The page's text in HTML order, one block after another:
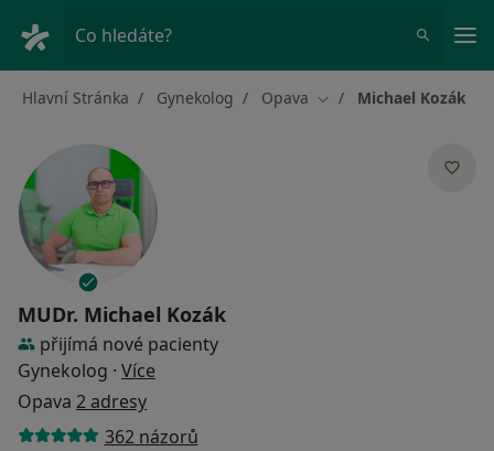
Co hledáte?
Hlavní Stránka Gynekolog Opava Změna města
Michael Kozák
MUDr. Michael Kozák
přijímá nové pacienty
Gynekolog · Více
Opava 2 adresy
362 názorů